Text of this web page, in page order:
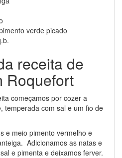
verde picado
receita de
Roquefort
começamos por cozer a
temperada com sal e um fio de
e meio pimento vermelho e
Adicionamos as natas e
e pimenta e deixamos ferver.